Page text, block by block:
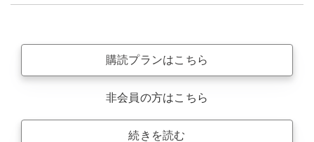
購読プランはこちら
非会員の方はこちら
続きを読む